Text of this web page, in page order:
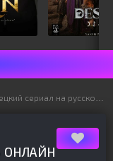
все серии смотреть онлайн бесплатно подряд
ОНЛАЙН